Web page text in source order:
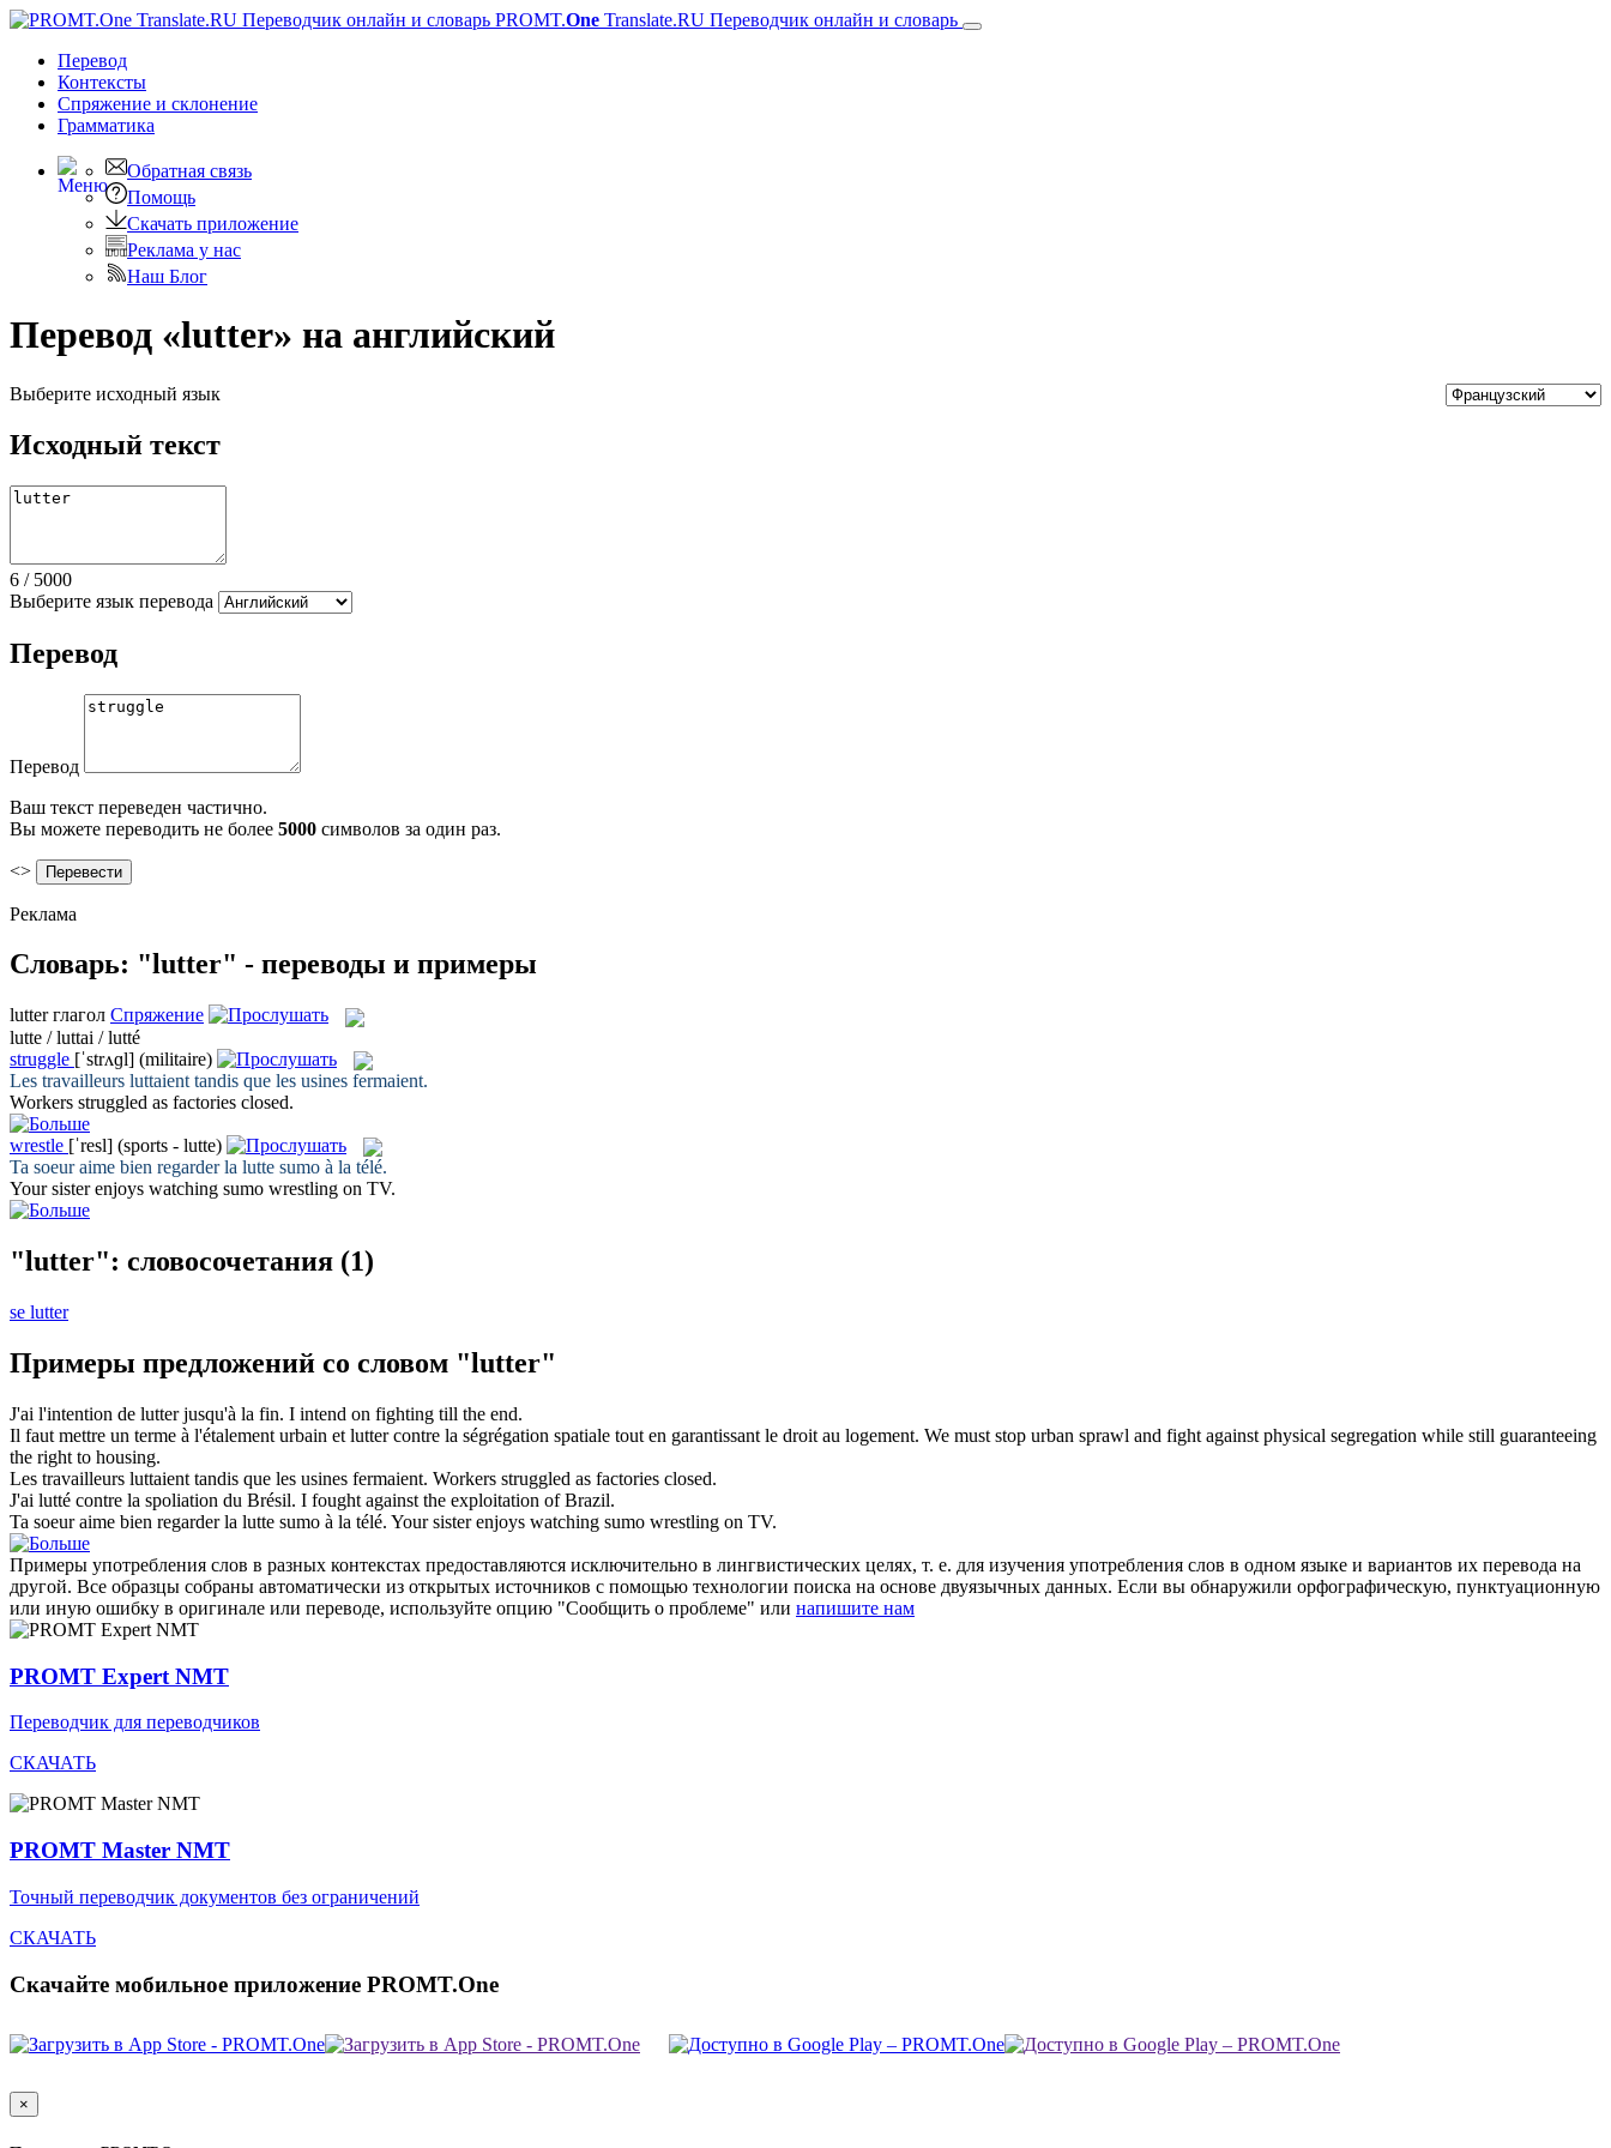
PROMT.One Translate.RU Переводчик онлайн и словарь
Перевод
Контексты
Спряжение и склонение
Грамматика
Обратная связь
Помощь
Скачать приложение
Реклама у нас
Наш Блог
Перевод «lutter» на английский
Выберите исходный язык
Исходный текст
6 / 5000
Выберите язык перевода
Перевод
Перевод
Ваш текст переведен частично.
Вы можете переводить не более 5000 символов за один раз.
<>
Реклама
Словарь: "lutter" - переводы и примеры
lutter глагол Спряжение
lutte / luttai / lutté
struggle [ˈstrʌɡl] (militaire)
Les travailleurs luttaient tandis que les usines fermaient.
Workers struggled as factories closed.
wrestle [ˈresl] (sports - lutte)
Ta soeur aime bien regarder la lutte sumo à la télé.
Your sister enjoys watching sumo wrestling on TV.
"lutter": словосочетания (1)
se lutter
Примеры предложений со словом "lutter"
J'ai l'intention de lutterjusqu'à la fin. I intend on fighting till the end.
Il faut mettre un terme à l'étalement urbain et luttercontre la ségrégation spatiale tout en garantissant le droit au logement. We must stop urban sprawl and fight against physical segregation while still guaranteeing
the right to housing.
Les travailleurs luttaient tandis que les usines fermaient. Workers struggled as factories closed.
J'ai lutté contre la spoliation du Brésil. I fought against the exploitation of Brazil.
Ta soeur aime bien regarder la lutte sumo à la télé. Your sister enjoys watching sumo wrestling on TV.
Примеры употребления слов в разных контекстах предоставляются исключительно в лингвистических целях, т. е. для изучения употребления слов в одном языке и вариантов их перевода на
другой. Все образцы собраны автоматически из открытых источников с помощью технологии поиска на основе двуязычных данных. Если вы обнаружили орфографическую, пунктуационную
или иную ошибку в оригинале или переводе, используйте опцию "Сообщить о проблеме" или напишите нам
PROMT Expert NMT
Переводчик для переводчиков
СКАЧАТЬ
PROMT Master NMT
Точный переводчик документов без ограничений
СКАЧАТЬ
Скачайте мобильное приложение PROMT.One
×